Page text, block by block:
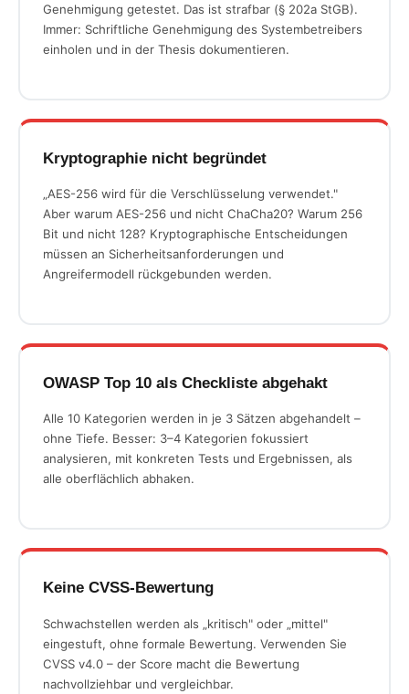
Genehmigung getestet. Das ist strafbar (§ 202a StGB).
Immer: Schriftliche Genehmigung des Systembetreibers
einholen und in der Thesis dokumentieren.
Kryptographie nicht begründet
„AES-256 wird für die Verschlüsselung verwendet."
Aber warum AES-256 und nicht ChaCha20? Warum 256
Bit und nicht 128? Kryptographische Entscheidungen
müssen an Sicherheitsanforderungen und
Angreifermodell rückgebunden werden.
OWASP Top 10 als Checkliste abgehakt
Alle 10 Kategorien werden in je 3 Sätzen abgehandelt –
ohne Tiefe. Besser: 3–4 Kategorien fokussiert
analysieren, mit konkreten Tests und Ergebnissen, als
alle oberflächlich abhaken.
Keine CVSS-Bewertung
Schwachstellen werden als „kritisch" oder „mittel"
eingestuft, ohne formale Bewertung. Verwenden Sie
CVSS v4.0 – der Score macht die Bewertung
nachvollziehbar und vergleichbar.